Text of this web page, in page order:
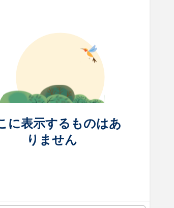
に表示するものはあ
りません